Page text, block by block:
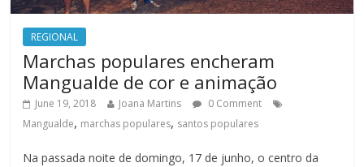
REGIONAL
Marchas populares encheram
Mangualde de cor e animação
June 19, 2018 Joana Martins
0 Comment
Mangualde, marchas populares, santos populares
Na passada noite de domingo, 17 de junho, o centro da